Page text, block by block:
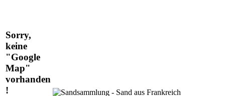
Sorry,
keine
"Google
Map"
vorhanden
!